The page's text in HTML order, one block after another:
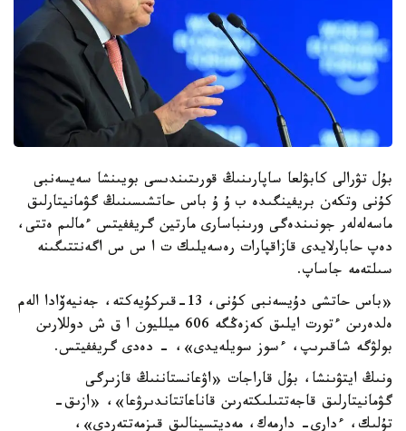
بۇل تۋرالى كابۋلعا ساپارىنىڭ قورىتىندىسى بويىنشا سەيسەنبى
كۇنى وتكەن بريفينگىدە ب ۇ ۇ باس حاتشىسىنىڭ گۋمانيتارلىق
ماسەلەلەر جونىندەگى ورىنباسارى مارتين گريففيتس ءمالىم ەتتى،
دەپ حابارلايدى قازاقپارات رەسەيلىك ت ا س س اگەنتتىگىنە
سىلتەمە جاساپ.
«باس حاتشى دۇيسەنبى كۇنى، 13-قىركۇيەكتە، جەنيەۆادا الەم
ەلدەرىن ءتورت ايلىق كەزەڭگە 606 ميلليون ا ق ش دوللارىن
بولۋگە شاقىرىپ، ءسوز سويلەيدى»، - دەدى گريففيتس.
ونىڭ ايتۋىنشا، بۇل قاراجات «اۋعانستاننىڭ قازىرگى
گۋمانيتارلىق قاجەتتىلىكتەرىن قاناعاتتاندىرۋعا»، «ازىق-
تۇلىك، ءدارى- دارمەك، مەديتسينالىق قىزمەتتەردى»،